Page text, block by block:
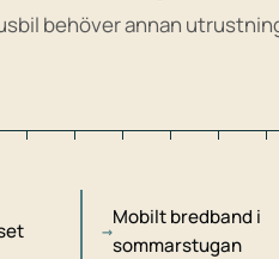
behöver annan
Mobilt bredband i
sommarstugan